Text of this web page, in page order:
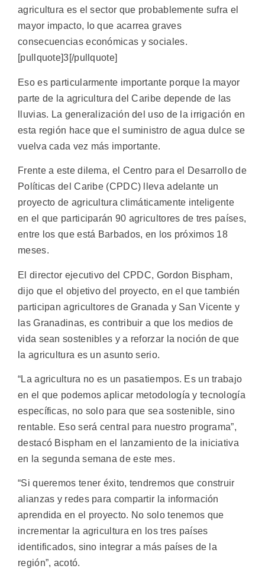
agricultura es el sector que probablemente sufra el
mayor impacto, lo que acarrea graves
consecuencias económicas y sociales.
[pullquote]3[/pullquote]
Eso es particularmente importante porque la mayor
parte de la agricultura del Caribe depende de las
lluvias. La generalización del uso de la irrigación en
esta región hace que el suministro de agua dulce se
vuelva cada vez más importante.
Frente a este dilema, el Centro para el Desarrollo de
Políticas del Caribe (CPDC) lleva adelante un
proyecto de agricultura climáticamente inteligente
en el que participarán 90 agricultores de tres países,
entre los que está Barbados, en los próximos 18
meses.
El director ejecutivo del CPDC, Gordon Bispham,
dijo que el objetivo del proyecto, en el que también
participan agricultores de Granada y San Vicente y
las Granadinas, es contribuir a que los medios de
vida sean sostenibles y a reforzar la noción de que
la agricultura es un asunto serio.
“La agricultura no es un pasatiempos. Es un trabajo
en el que podemos aplicar metodología y tecnología
específicas, no solo para que sea sostenible, sino
rentable. Eso será central para nuestro programa”,
destacó Bispham en el lanzamiento de la iniciativa
en la segunda semana de este mes.
“Si queremos tener éxito, tendremos que construir
alianzas y redes para compartir la información
aprendida en el proyecto. No solo tenemos que
incrementar la agricultura en los tres países
identificados, sino integrar a más países de la
región”, acotó.